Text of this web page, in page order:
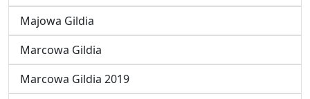
Majowa Gildia
Marcowa Gildia
Marcowa Gildia 2019